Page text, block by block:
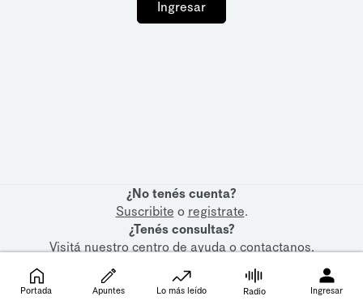
Ingresar
¿No tenés cuenta?
Suscribite o registrate.
¿Tenés consultas?
Visitá nuestrocentro de ayudaocontactanos.
Portada Apuntes Lo más leído Radio Ingresar